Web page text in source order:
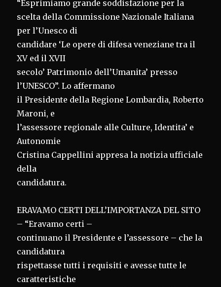
“Esprimiamo grande soddisfazione per la
scelta della Commissione Nazionale Italiana
per l’Unesco di
candidare ‘Le opere di difesa veneziane tra il
XV ed il XVII
secolo’ Patrimonio dell’Umanita’ presso
l’UNESCO”. Lo affermano
il Presidente della Regione Lombardia, Roberto
Maroni, e
l’assessore regionale alle Culture, Identita’ e
Autonomie
Cristina Cappellini appresa la notizia ufficiale
della
candidatura.
ERAVAMO CERTI DELL’IMPORTANZA DEL SITO
– “Eravamo certi –
continuano il Presidente e l’assessore – che la
candidatura
rispettasse tutti i requisiti e avesse tutte le
caratteristiche